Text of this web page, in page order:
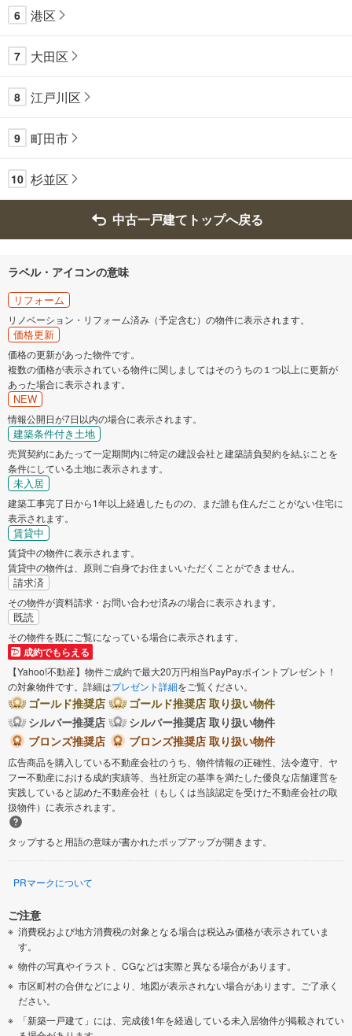
6 港区
7 大田区
8 江戸川区
9 町田市
10 杉並区
中古一戸建てトップへ戻る
ラベル・アイコンの意味
リフォーム
リノベーション・リフォーム済み（予定含む）の物件に表示されます。
価格更新
価格の更新があった物件です。
複数の価格が表示されている物件に関しましてはそのうちの１つ以上に更新が
あった場合に表示されます。
NEW
情報公開日が7日以内の場合に表示されます。
建築条件付き土地
売買契約にあたって一定期間内に特定の建設会社と建築請負契約を結ぶことを
条件にしている土地に表示されます。
未入居
建築工事完了日から1年以上経過したものの、まだ誰も住んだことがない住宅に
表示されます。
賃貸中
賃貸中の物件に表示されます。
賃貸中の物件は、原則ご自身でお住まいいただくことができません。
請求済
その物件が資料請求・お問い合わせ済みの場合に表示されます。
既読
その物件を既にご覧になっている場合に表示されます。
成約でもらえる
【Yahoo!不動産】物件ご成約で最大20万円相当PayPayポイントプレゼント！
の対象物件です。詳細はプレゼント詳細をご覧ください。
ゴールド推奨店
ゴールド推奨店 取り扱い物件
シルバー推奨店
シルバー推奨店 取り扱い物件
ブロンズ推奨店
ブロンズ推奨店 取り扱い物件
広告商品を購入している不動産会社のうち、物件情報の正確性、法令遵守、ヤ
フー不動産における成約実績等、当社所定の基準を満たした優良な店舗運営を
実践していると認めた不動産会社（もしくは当該認定を受けた不動産会社の取
扱物件）に表示されます。
タップすると用語の意味が書かれたポップアップが開きます。
PRマークについて
ご注意
消費税および地方消費税の対象となる場合は税込み価格が表示されていま
す。
物件の写真やイラスト、CGなどは実際と異なる場合があります。
市区町村の合併などにより、地図が表示されない場合があります。ご了承く
ださい。
「新築一戸建て」には、完成後1年を経過している未入居物件が掲載されてい